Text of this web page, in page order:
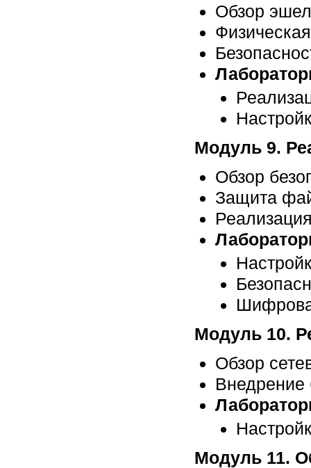
Обзор
Модуль 9.
Обзор
Защита
Модуль 10.
Обзор
Внедрение
Модуль 11.